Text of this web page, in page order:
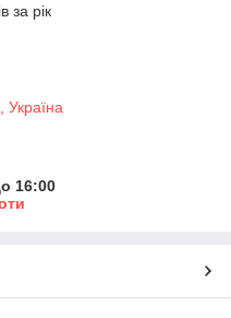
за рік
Україна
16:00